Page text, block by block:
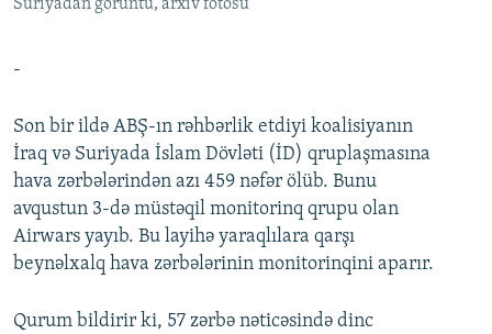
Suriyadan görüntü, arxiv fotosu
-
Son bir ildə ABŞ-ın rəhbərlik etdiyi koalisiyanın
İraq və Suriyada İslam Dövləti (İD) qruplaşmasına
hava zərbələrindən azı 459 nəfər ölüb. Bunu
avqustun 3-də müstəqil monitorinq qrupu olan
Airwars yayıb. Bu layihə yaraqlılara qarşı
beynəlxalq hava zərbələrinin monitorinqini aparır.
Qurum bildirir ki, 57 zərbə nəticəsində dinc